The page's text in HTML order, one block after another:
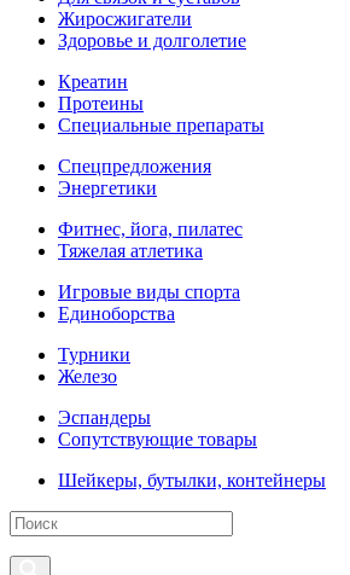
Жиросжигатели
Здоровье и долголетие
Креатин
Протеины
Специальные препараты
Спецпредложения
Энергетики
Фитнес, йога, пилатес
Тяжелая атлетика
Игровые виды спорта
Единоборства
Турники
Железо
Эспандеры
Сопутствующие товары
Шейкеры, бутылки, контейнеры